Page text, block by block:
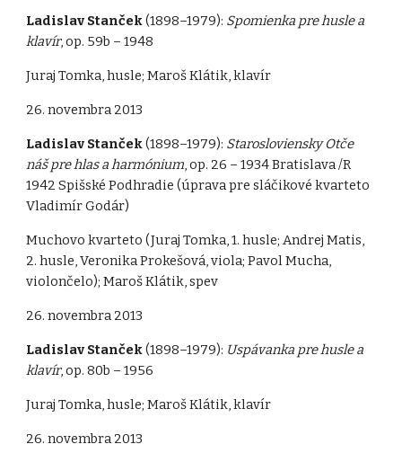
Ladislav Stanček(1898–1979): Spomienka pre husle a
klavír, op. 59b – 1948
Juraj Tomka, husle; Maroš Klátik, klavír
26. novembra 2013
Ladislav Stanček(1898–1979): Starosloviensky Otče
náš pre hlas a harmónium, op. 26 – 1934 Bratislava /R
1942 Spišské Podhradie (úprava pre sláčikové kvarteto
Vladimír Godár)
Muchovo kvarteto (Juraj Tomka, 1. husle; Andrej Matis,
2. husle, Veronika Prokešová, viola; Pavol Mucha,
violončelo); Maroš Klátik, spev
26. novembra 2013
Ladislav Stanček(1898–1979): Uspávanka pre husle a
klavír, op. 80b – 1956
Juraj Tomka, husle; Maroš Klátik, klavír
26. novembra 2013